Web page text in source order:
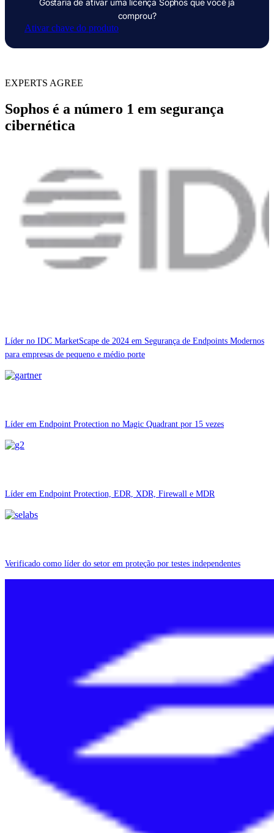
comprou?
Ativar chave do produto
EXPERTS AGREE
Sophos é a número 1 em segurança
cibernética
Líder no IDC MarketScape de 2024 em Segurança de Endpoints Modernos
para empresas de pequeno e médio porte
Líder em Endpoint Protection no Magic Quadrant por 15 vezes
Líder em Endpoint Protection, EDR, XDR, Firewall e MDR
Verificado como líder do setor em proteção por testes independentes